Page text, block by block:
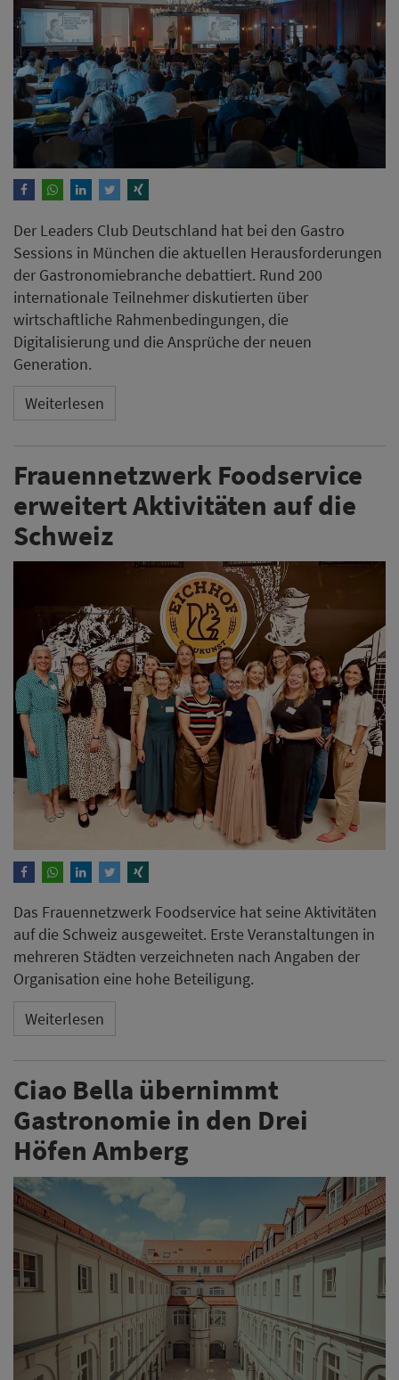
Der Leaders Club Deutschland hat bei den Gastro
Sessions in München die aktuellen Herausforderungen
der Gastronomiebranche debattiert. Rund 200
internationale Teilnehmer diskutierten über
wirtschaftliche Rahmenbedingungen, die
Digitalisierung und die Ansprüche der neuen
Generation.
Weiterlesen
Frauennetzwerk Foodservice
erweitert Aktivitäten auf die
Schweiz
Das Frauennetzwerk Foodservice hat seine Aktivitäten
auf die Schweiz ausgeweitet. Erste Veranstaltungen in
mehreren Städten verzeichneten nach Angaben der
Organisation eine hohe Beteiligung.
Weiterlesen
Ciao Bella übernimmt
Gastronomie in den Drei
Höfen Amberg